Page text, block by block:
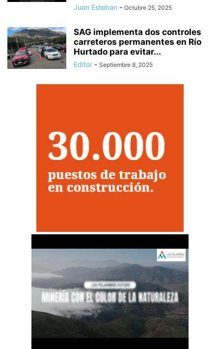
Juan Esteban - Octubre 25, 2025
SAG implementa dos controles
carreteros permanentes en Río
Hurtado para evitar...
Editor - Septiembre 8, 2025